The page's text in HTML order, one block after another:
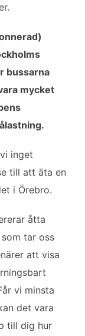
bussarna
mycket
inget
till att äta en
i Örebro.
åtta
tar oss
att visa
vi minsta
det vara
till dig hur